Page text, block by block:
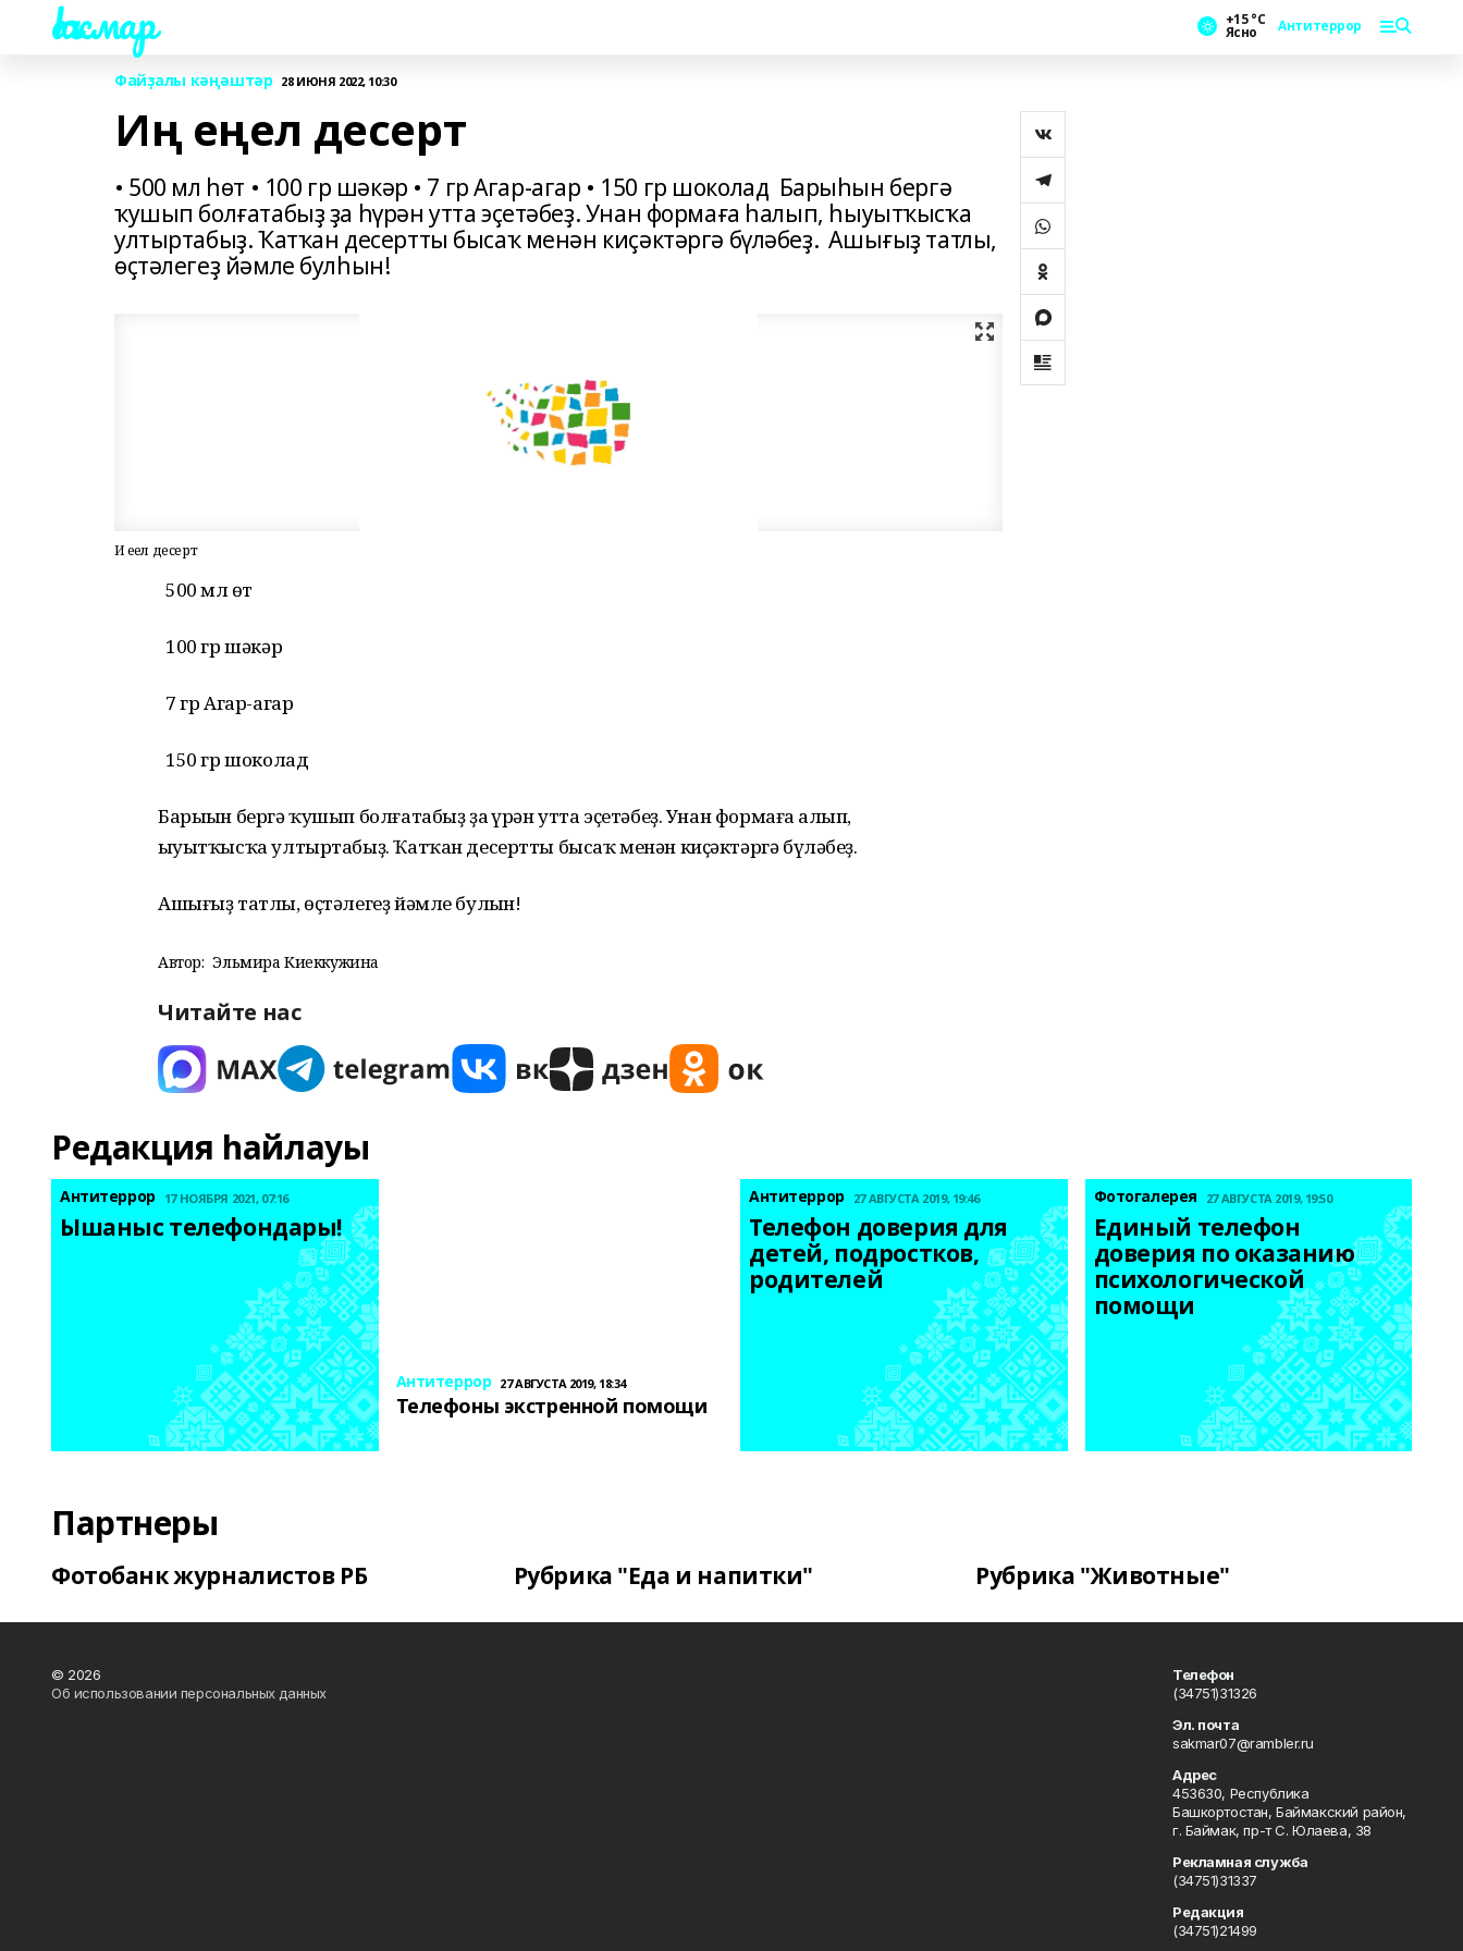
Һаҡмар +15 °С
Ясно Антитеррор
Файҙалы кәңәштәр 28 ИЮНЯ 2022, 10:30
Иң еңел десерт
• 500 мл һөт • 100 гр шәкәр • 7 гр Агар-агар • 150 гр шоколад Барыһын бергә
ҡушып болғатабыҙ ҙа һүрән утта эҫетәбеҙ. Унан формаға һалып, һыуытҡысҡа
ултыртабыҙ. Ҡатҡан десертты бысаҡ менән киҫәктәргә бүләбеҙ. Ашығыҙ татлы,
өҫтәлегеҙ йәмле булһын!
Иң еңел десерт
500 мл һөт
100 гр шәкәр
7 гр Агар-агар
150 гр шоколад
Барыһын бергә ҡушып болғатабыҙ ҙа һүрән утта эҫетәбеҙ. Унан формаға һалып,
һыуытҡысҡа ултыртабыҙ. Ҡатҡан десертты бысаҡ менән киҫәктәргә бүләбеҙ.
Ашығыҙ татлы, өҫтәлегеҙ йәмле булһын!
Автор: Эльмира Киеккужина
Читайте нас
Редакция һайлауы
Антитеррор 17 НОЯБРЯ 2021, 07:16
Ышаныс телефондары!
Антитеррор 27 АВГУСТА 2019, 18:34
Телефоны экстренной помощи
Антитеррор 27 АВГУСТА 2019, 19:46
Телефон доверия для
детей, подростков,
родителей
Фотогалерея 27 АВГУСТА 2019, 19:50
Единый телефон
доверия по оказанию
психологической
помощи
Партнеры
Фотобанк журналистов РБ Рубрика "Еда и напитки" Рубрика "Животные"
© 2026
Об использовании персональных данных
Телефон
(34751)31326
Эл. почта
sakmar07@rambler.ru
Адрес
453630, Республика
Башкортостан, Баймакский район,
г. Баймак, пр-т С. Юлаева, 38
Рекламная служба
(34751)31337
Редакция
(34751)21499